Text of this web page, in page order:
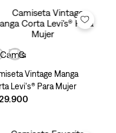
Vintage Manga
Levi's® Para Mujer
.900